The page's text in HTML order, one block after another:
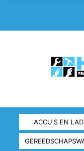
ACCU'S EN